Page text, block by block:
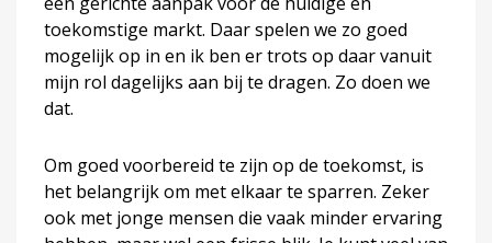
toekomstige markt. Daar spelen we zo goed
mogelijk op in en ik ben er trots op daar vanuit
mijn rol dagelijks aan bij te dragen. Zo doen we
dat.
Om goed voorbereid te zijn op de toekomst, is
het belangrijk om met elkaar te sparren. Zeker
ook met jonge mensen die vaak minder ervaring